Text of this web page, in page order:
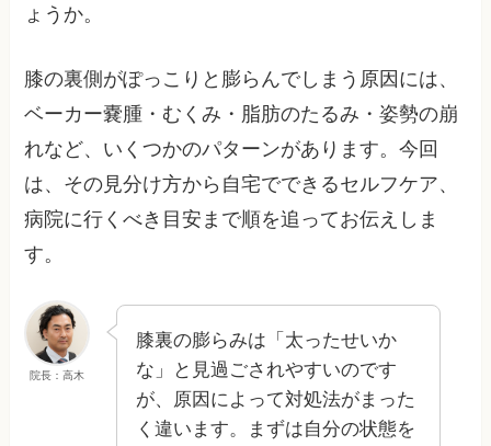
ょうか。
膝の裏側がぽっこりと膨らんでしまう原因には、
ベーカー嚢腫・むくみ・脂肪のたるみ・姿勢の崩
れなど、いくつかのパターンがあります。今回
は、その見分け方から自宅でできるセルフケア、
病院に行くべき目安まで順を追ってお伝えしま
す。
院長：高木
膝裏の膨らみは「太ったせいか
な」と見過ごされやすいのです
が、原因によって対処法がまった
く違います。まずは自分の状態を